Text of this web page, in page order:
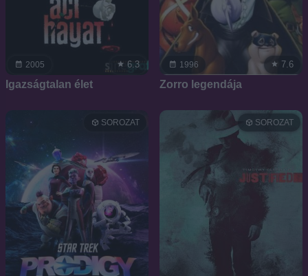
2005 6.3
Igazságtalan élet
1996 7.6
Zorro legendája
SOROZAT SOROZAT